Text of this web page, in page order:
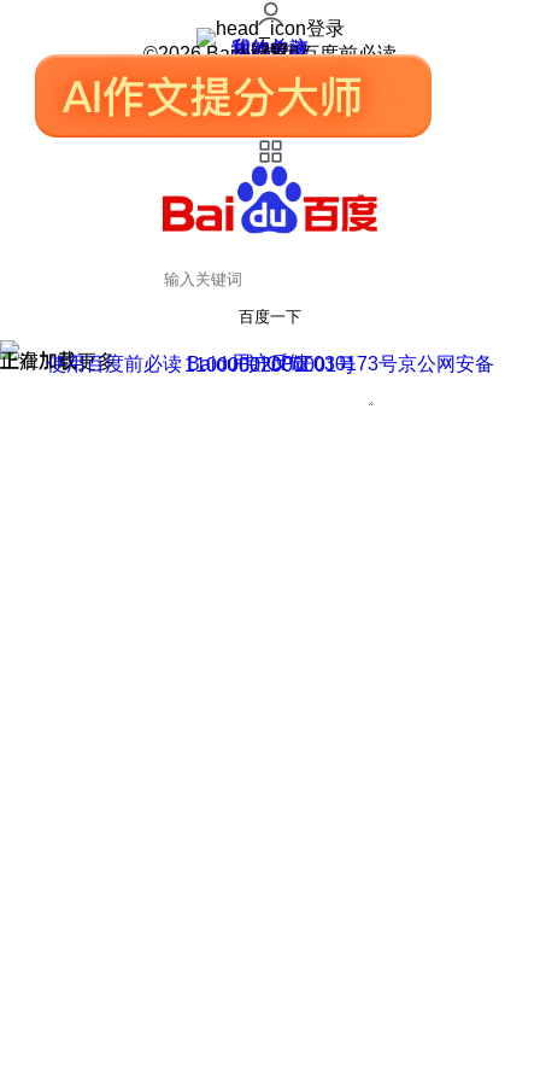
登录
我的关注
我的收藏
皮肤中心
用户反馈
设置
©2026 Baidu 使用百度前必读
百度一下
正在加载
上滑加载更多 用户反馈
使用百度前必读 Baidu 京ICP证030173号
京公网安备11000002000001号